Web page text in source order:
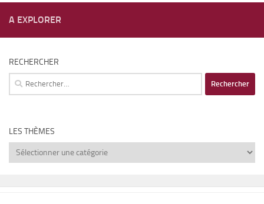
A EXPLORER
RECHERCHER
Rechercher :
LES THÈMES
Les
thèmes